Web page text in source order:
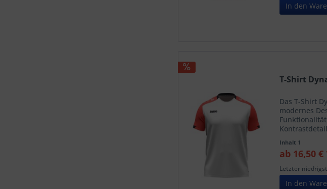
In den
T-Shirt
Das T-Shirt
modernes
Shirt einen
dynamischen
Platz
der...
Inhalt 1
ab 16,50 €
Letzter
In den